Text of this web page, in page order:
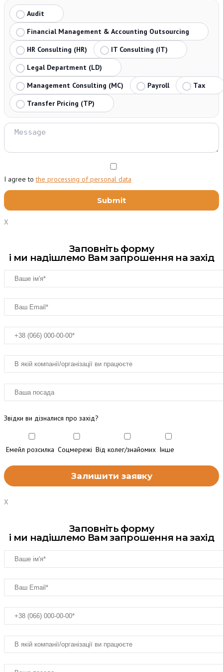
Audit
Financial Management & Accounting Outsourcing
HR Consulting (HR)
IT Consulting (IT)
Legal Department (LD)
Management Consulting (MC)
Payroll
Tax
Transfer Pricing (TP)
I agree tothe processing of personal data
X
Заповніть форму
і ми надішлемо Вам запрошення на захід
Звідки ви дізналися про захід?
Емейл розсилка Соцмережі Від колег/знайомих Інше
X
Заповніть форму
і ми надішлемо Вам запрошення на захід